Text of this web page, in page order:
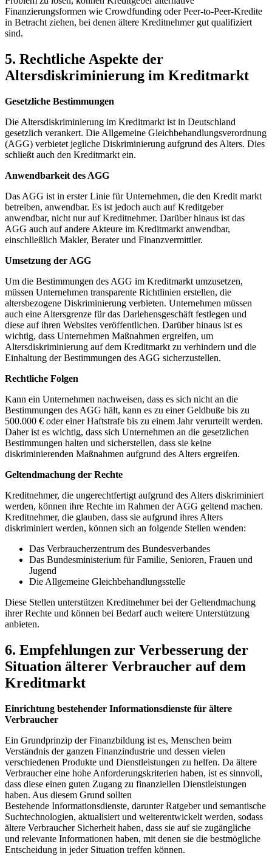
Finanzierungsformen wie Crowdfunding oder Peer-to-Peer-Kredite
in ⁣Betracht ziehen, bei denen ältere Kreditnehmer ⁢gut qualifiziert
sind.
5. Rechtliche ​Aspekte der
Altersdiskriminierung⁢ im Kreditmarkt
Gesetzliche ⁣Bestimmungen
Die Altersdiskriminierung im Kreditmarkt ist in Deutschland
gesetzlich verankert. Die Allgemeine Gleichbehandlungsverordnung⁤
(AGG) verbietet jegliche ​Diskriminierung ​aufgrund des ⁤Alters. Dies
schließt auch den Kreditmarkt ein.
Anwendbarkeit des⁢ AGG
Das AGG ist⁤ in erster‌ Linie für⁢ Unternehmen, die den‍ Kredit markt
betreiben, ⁢anwendbar. ‍Es ist jedoch auch auf Kreditgeber
anwendbar, nicht nur⁣ auf Kreditnehmer. Darüber hinaus​ ist das
AGG auch auf ⁤andere ⁤Akteure ‌im ‍Kreditmarkt anwendbar,​
einschließlich Makler, Berater⁤ und ⁣Finanzvermittler.
Umsetzung der AGG
Um die Bestimmungen ​des AGG im Kreditmarkt⁣ umzusetzen,
müssen Unternehmen transparente Richtlinien erstellen, ⁢die
altersbezogene‌ Diskriminierung verbieten. Unternehmen müssen​
auch eine ​Altersgrenze für das‌ Darlehensgeschäft​ festlegen und
diese ​auf ⁢ihren Websites veröffentlichen. Darüber hinaus ist⁤ es‍
wichtig, dass ​Unternehmen Maßnahmen ⁢ergreifen, um
Altersdiskriminierung auf dem ‌Kreditmarkt zu verhindern und die ​
Einhaltung ⁤der Bestimmungen des AGG sicherzustellen.
Rechtliche Folgen
Kann ein Unternehmen nachweisen, dass es sich nicht an die
⁣Bestimmungen des AGG hält, kann es zu einer Geldbuße bis ⁣zu
500.000 €​ oder einer Haftstrafe bis‌ zu einem⁣ Jahr verurteilt werden.
Daher ist es wichtig, dass sich Unternehmen an die gesetzlichen
Bestimmungen⁢ halten und​ sicherstellen, dass ⁢sie⁣ keine
diskriminierenden Maßnahmen⁤ aufgrund des Alters ergreifen.
Geltendmachung ⁢der Rechte
Kreditnehmer, die ungerechtfertigt aufgrund ⁤des Alters ​diskriminiert​
werden, können ihre Rechte ‌im Rahmen der AGG ‌geltend machen.
Kreditnehmer, die glauben, dass sie aufgrund ihres Alters‍
diskriminiert werden, können sich an⁢ folgende Stellen ⁢wenden:
Das Verbraucherzentrum ⁤des Bundesverbandes
Das Bundesministerium für ‍Familie,⁣ Senioren, Frauen und
Jugend
Die ‍Allgemeine Gleichbehandlungsstelle
Diese Stellen unterstützen⁣ Kreditnehmer bei ⁢der​ Geltendmachung‍
ihrer‌ Rechte⁢ und können ⁤bei⁤ Bedarf auch weitere Unterstützung
anbieten.
6. Empfehlungen ⁣zur Verbesserung ​der
Situation ⁣älterer Verbraucher auf⁢ dem
‍Kreditmarkt
Einrichtung bestehender Informationsdienste für ältere
Verbraucher
Ein Grundprinzip der Finanzbildung ist es, ⁣Menschen beim
Verständnis ⁢der ganzen Finanzindustrie⁣ und dessen vielen
verschiedenen⁢ Produkte und Dienstleistungen zu helfen. Da ältere
Verbraucher eine ‍hohe Anforderungskriterien haben, ist es sinnvoll,
‍dass ⁣diese​ einen guten⁤ Zugang zu finanziellen‌ Dienstleistungen
haben. Aus ​diesem Grund ⁣sollten⁢
Bestehende Informationsdienste, darunter ⁣Ratgeber und semantische
Suchtechnologien, ⁣aktualisiert und weiterentwickelt ‌werden, sodass
ältere Verbraucher ​Sicherheit haben, dass ⁣sie auf ⁤sie zugängliche
und relevante⁤ Informationen haben,⁤ mit ⁢denen sie⁣ die bestmögliche⁢
Entscheidung in jeder Situation treffen können.